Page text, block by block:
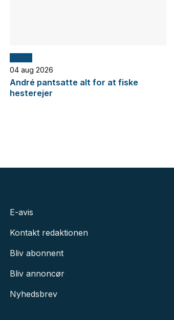
Fiskeri
04 aug 2026
André pantsatte alt for at fiske
hesterejer
E-avis
Kontakt redaktionen
Bliv abonnent
Bliv annoncør
Nyhedsbrev